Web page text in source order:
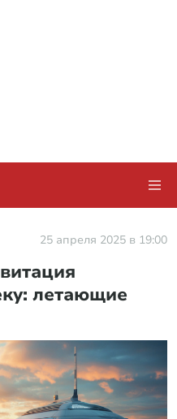
25 апреля 2025 в 19:00
летающие